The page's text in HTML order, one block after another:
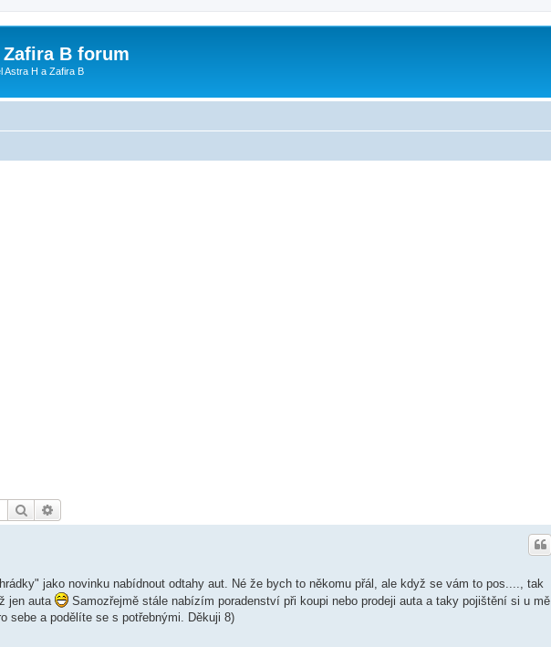
B forum
Astra H a Zafira B
Hledat
jako novinku nabídnout odtahy aut. Né že bych to někomu přál, ale když se vám to pos...., tak
jen auta
Samozřejmě stále nabízím poradenství při koupi nebo prodeji auta a taky pojištění si u mě
sebe a podělíte se s potřebnými. Děkuji 8)